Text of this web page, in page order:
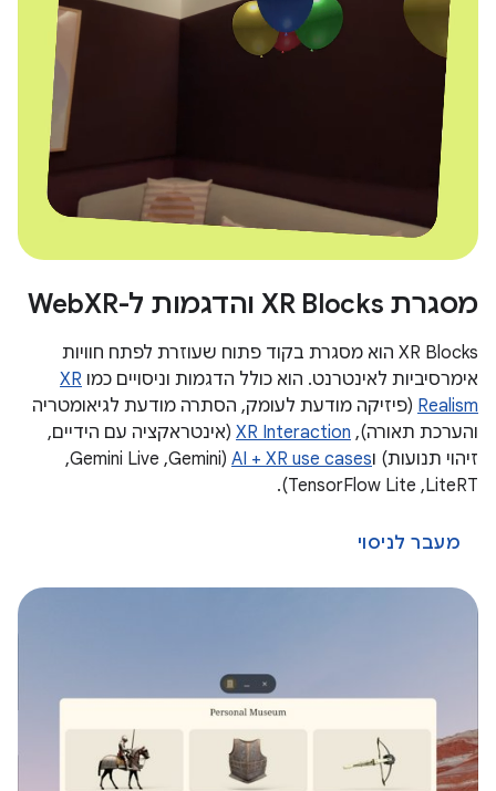
מסגרת XR Blocks והדגמות ל-WebXR
‫XR Blocks הוא מסגרת בקוד פתוח שעוזרת לפתח חוויות
אימרסיביות לאינטרנט. הוא כולל הדגמות וניסויים כמו XR
Realism (פיזיקה מודעת לעומק, הסתרה מודעת לגיאומטריה
והערכת תאורה), XR Interaction (אינטראקציה עם הידיים,
זיהוי תנועות) וAI + XR use cases
(Gemini,‏ Gemini Live,‏
LiteRT,‏ TensorFlow Lite).
מעבר לניסוי